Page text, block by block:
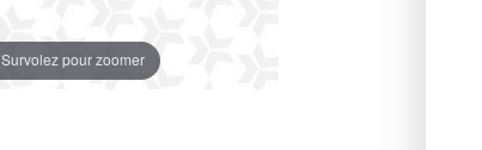
Survolez pour zoomer